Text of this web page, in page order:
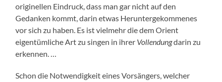
originellen Eindruck, dass man gar nicht auf den
Gedanken kommt, darin etwas Heruntergekommenes
vor sich zu haben. Es ist vielmehr die dem Orient
eigentümliche Art zu singen in ihrer Vollendungdarin zu
erkennen. …
Schon die Notwendigkeit eines Vorsängers, welcher